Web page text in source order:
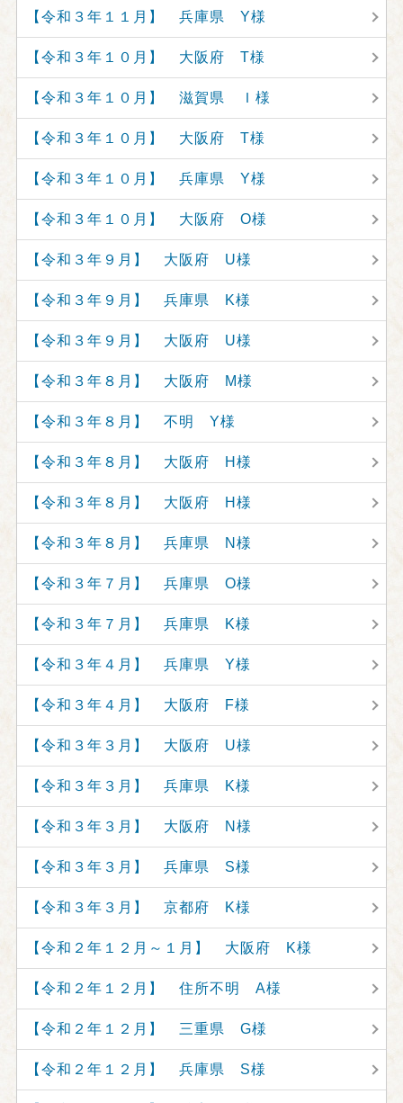
【令和３年１１月】 兵庫県 Y様
【令和３年１０月】 大阪府 T様
【令和３年１０月】 滋賀県 Ｉ様
【令和３年１０月】 大阪府 T様
【令和３年１０月】 兵庫県 Y様
【令和３年１０月】 大阪府 O様
【令和３年９月】 大阪府 U様
【令和３年９月】 兵庫県 K様
【令和３年９月】 大阪府 U様
【令和３年８月】 大阪府 M様
【令和３年８月】 不明 Y様
【令和３年８月】 大阪府 H様
【令和３年８月】 大阪府 H様
【令和３年８月】 兵庫県 N様
【令和３年７月】 兵庫県 O様
【令和３年７月】 兵庫県 K様
【令和３年４月】 兵庫県 Y様
【令和３年４月】 大阪府 F様
【令和３年３月】 大阪府 U様
【令和３年３月】 兵庫県 K様
【令和３年３月】 大阪府 N様
【令和３年３月】 兵庫県 S様
【令和３年３月】 京都府 K様
【令和２年１２月～１月】 大阪府 K様
【令和２年１２月】 住所不明 A様
【令和２年１２月】 三重県 G様
【令和２年１２月】 兵庫県 S様